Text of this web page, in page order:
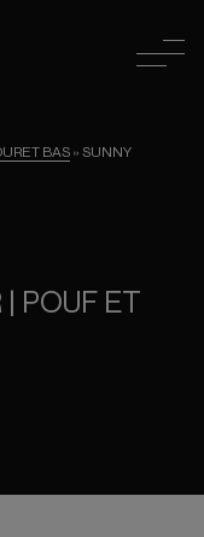
BAS » SUNNY
POUF ET